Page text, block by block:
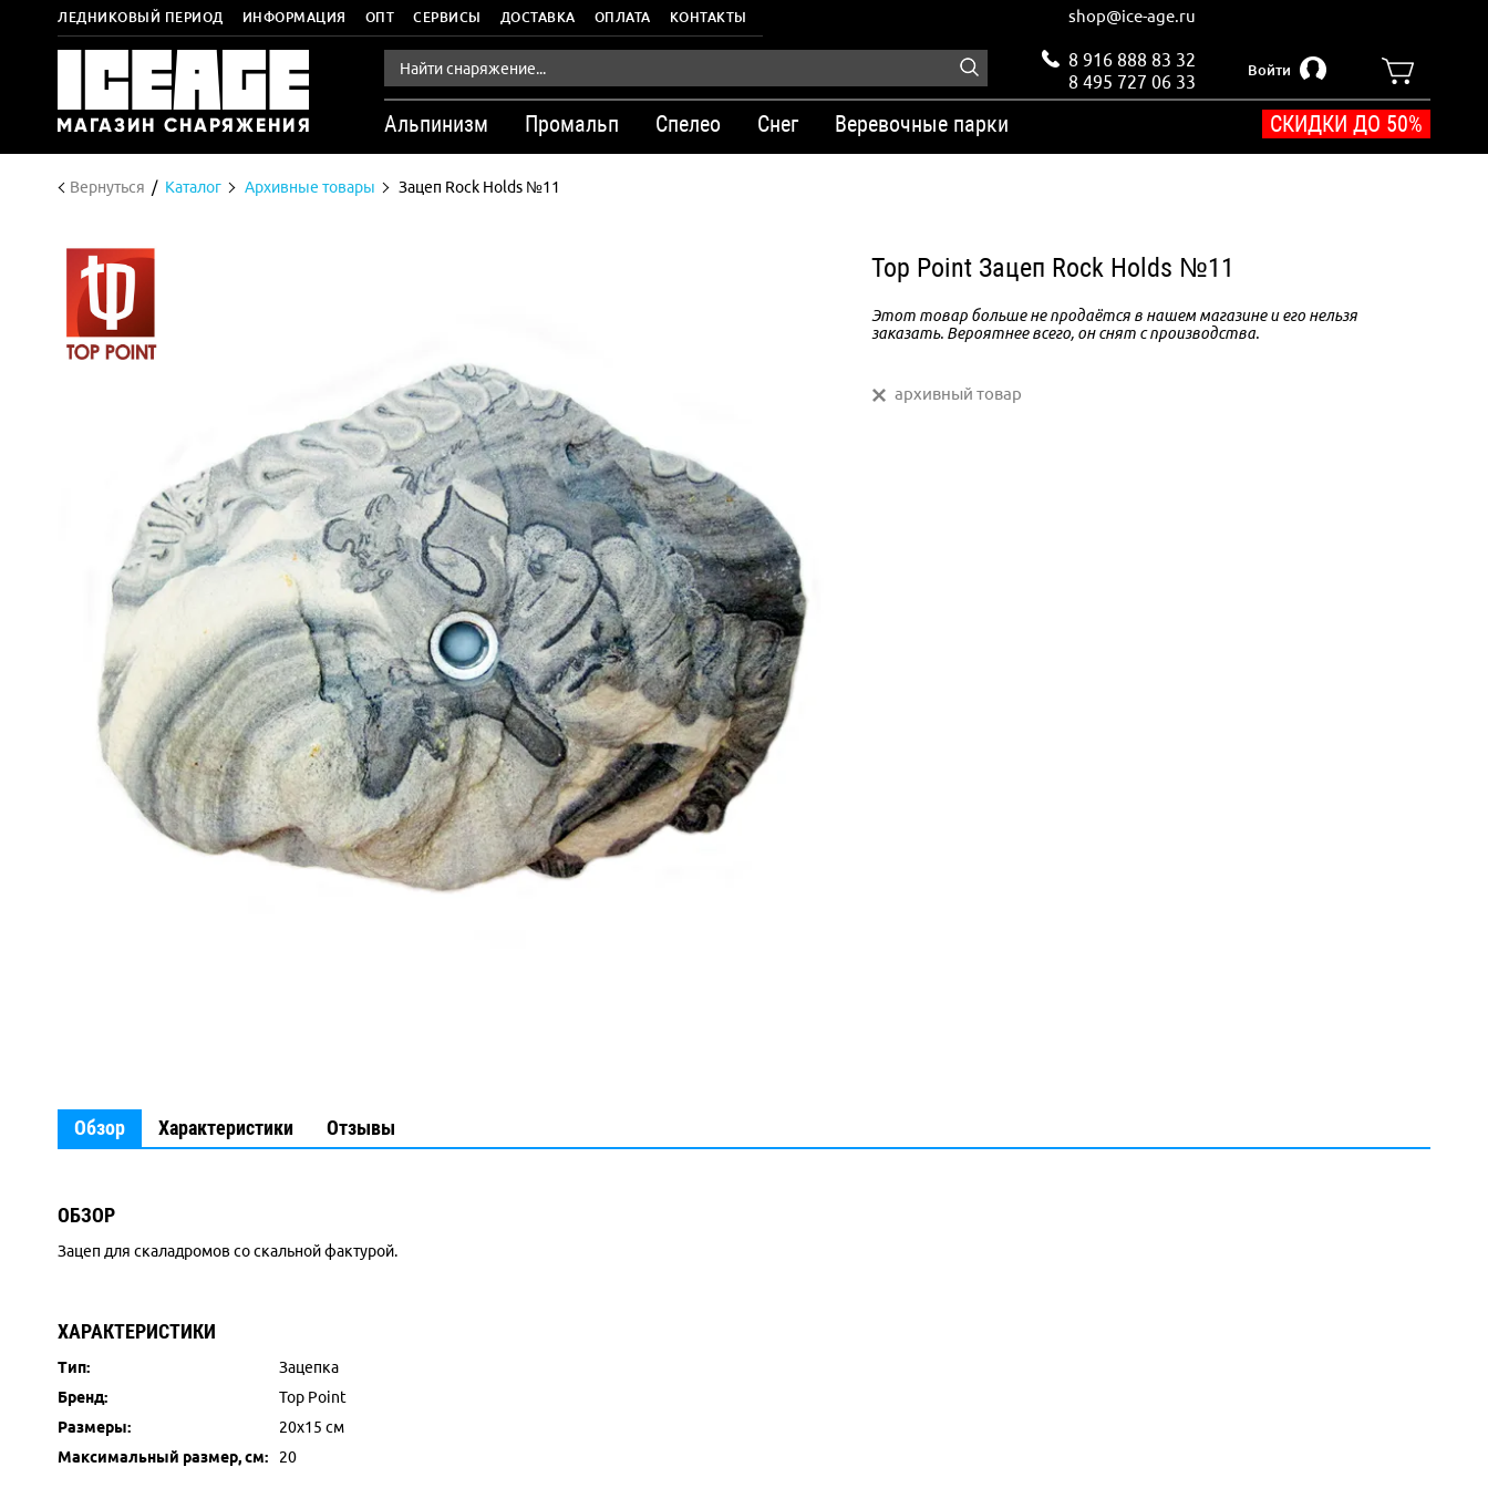
ЛЕДНИКОВЫЙ ПЕРИОД ИНФОРМАЦИЯ ОПТ СЕРВИСЫ ДОСТАВКА ОПЛАТА КОНТАКТЫ shop@ice-age.ru
8 916 888 83 32
8 495 727 06 33
Войти
Альпинизм Промальп Спелео Снег Веревочные парки СКИДКИ ДО 50%
Вернуться Каталог Архивные товары Зацеп Rock Holds №11
Top Point Зацеп Rock Holds №11
Этот товар больше не продаётся в нашем магазине и его нельзя
заказать. Вероятнее всего, он снят с производства.
архивный товар
Обзор Характеристики Отзывы
ОБЗОР
Зацеп для скаладромов со скальной фактурой.
ХАРАКТЕРИСТИКИ
Тип:
Зацепка
Бренд:
Top Point
Размеры:
20х15 см
Максимальный размер, см:
20